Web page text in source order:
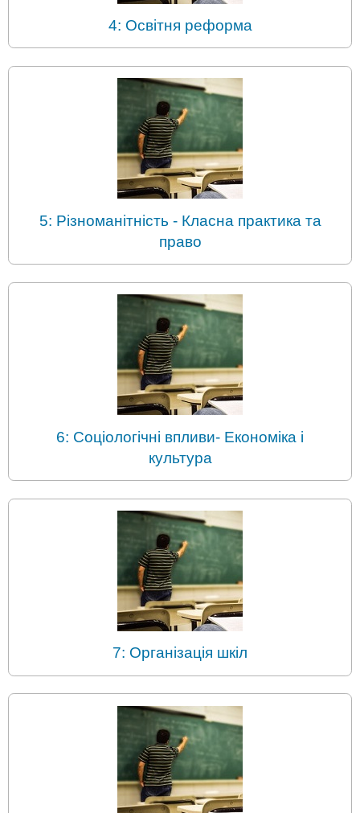
4: Освітня реформа
5: Різноманітність - Класна практика та
право
6: Соціологічні впливи- Економіка і
культура
7: Організація шкіл